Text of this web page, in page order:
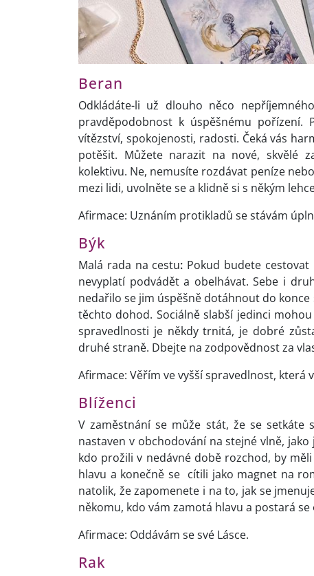
Beran
Odkládáte-li už dlouho něco
pravděpodobnost k úspěšnému
vítězství, spokojenosti, radosti. Čeká vás
potěšit. Můžete narazit na nové, skvělé
kolektivu. Ne, nemusíte rozdávat peníze
mezi lidi, uvolněte se a klidně si s někým
Afirmace: Uznáním protikladů se stávám
Býk
Malá rada na cestu: Pokud budete cestovat
nevyplatí podvádět a obelhávat. Sebe i
nedařilo se jim úspěšně dotáhnout do
těchto dohod. Sociálně slabší jedinci
spravedlnosti je někdy trnitá, je dobré
druhé straně. Dbejte na zodpovědnost za
Afirmace: Věřím ve vyšší spravedlnost, která
Blíženci
V zaměstnání se může stát, že se
nastaven v obchodování na stejné vlně,
kdo prožili v nedávné době rozchod, by
hlavu a konečně se cítili jako magnet na
natolik, že zapomenete i na to, jak se
někomu, kdo vám zamotá hlavu a postará
Afirmace: Oddávám se své Lásce.
Rak